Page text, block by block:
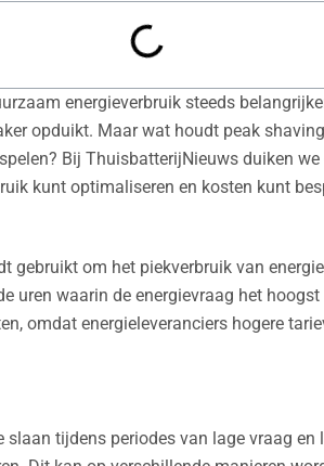
energieverbruik steeds
opduikt. Maar wat houdt peak
Bij ThuisbatterijNieuws duiken
kunt optimaliseren en kosten kunt
gebruikt om het piekverbruik van
uren waarin de energievraag het
omdat energieleveranciers hogere
slaan tijdens periodes van lage vraag en